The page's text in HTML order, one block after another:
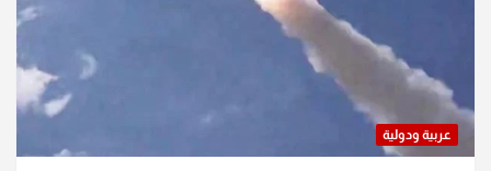
عربية ودولية